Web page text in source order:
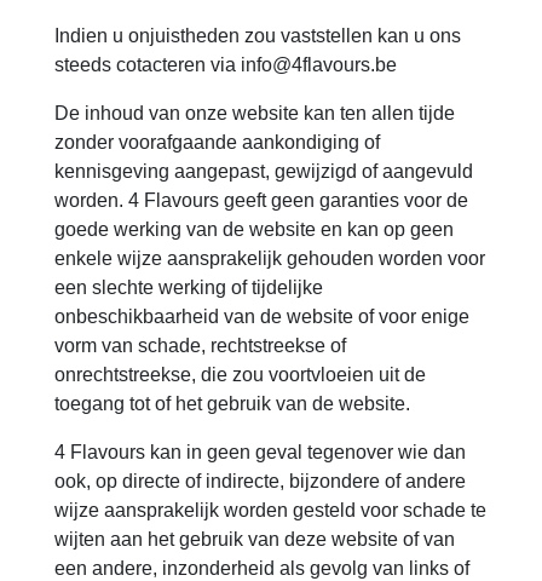
Indien u onjuistheden zou vaststellen kan u ons
steeds cotacteren via info@4flavours.be
De inhoud van onze website kan ten allen tijde
zonder voorafgaande aankondiging of
kennisgeving aangepast, gewijzigd of aangevuld
worden. 4 Flavours geeft geen garanties voor de
goede werking van de website en kan op geen
enkele wijze aansprakelijk gehouden worden voor
een slechte werking of tijdelijke
onbeschikbaarheid van de website of voor enige
vorm van schade, rechtstreekse of
onrechtstreekse, die zou voortvloeien uit de
toegang tot of het gebruik van de website.
4 Flavours kan in geen geval tegenover wie dan
ook, op directe of indirecte, bijzondere of andere
wijze aansprakelijk worden gesteld voor schade te
wijten aan het gebruik van deze website of van
een andere, inzonderheid als gevolg van links of